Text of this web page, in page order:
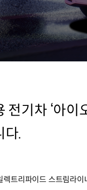
전기차 ‘아
다.
트리파이드 스트림라이